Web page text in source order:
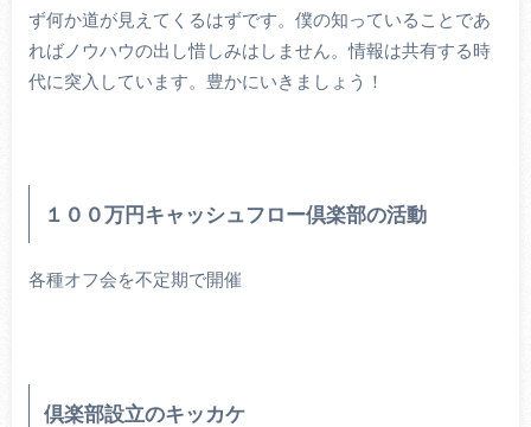
ず何か道が見えてくるはずです。僕の知っていることであ
ればノウハウの出し惜しみはしません。情報は共有する時
代に突入しています。豊かにいきましょう！
１００万円キャッシュフロー倶楽部の活動
各種オフ会を不定期で開催
倶楽部設立のキッカケ